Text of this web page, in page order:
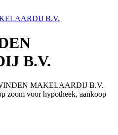
B.V.
B.V.
MAKELAARDIJ B.V.
zoom voor hypotheek, aankoop